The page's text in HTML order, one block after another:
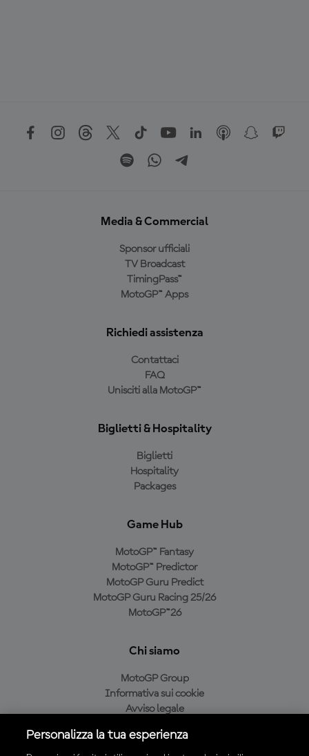
Media & Commercial
Sponsor ufficiali
TV Broadcast
TimingPass™
MotoGP™ Apps
Richiedi assistenza
Contattaci
FAQ
Unisciti alla MotoGP™
Biglietti & Hospitality
Biglietti
Hospitality
Packages
Game Hub
MotoGP™ Fantasy
MotoGP™ Predictor
MotoGP Guru Predict
MotoGP Guru Racing 25/26
MotoGP™26
Chi siamo
MotoGP Group
Informativa sui cookie
Avviso legale
Condizioni di acquisto
Personalizza la tua esperienza